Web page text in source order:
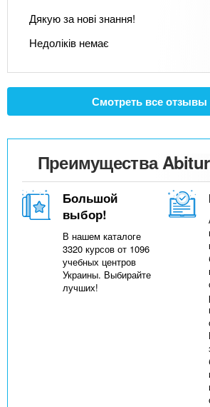
Дякую за нові знання!
Недоліків немає
Смотреть все отзывы
Преимущества
Большой
выбор!
В нашем каталоге
3320 курсов от 1096
учебных центров
Украины. Выбирайте
лучших!